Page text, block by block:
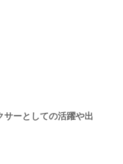
サーとしての活躍や出